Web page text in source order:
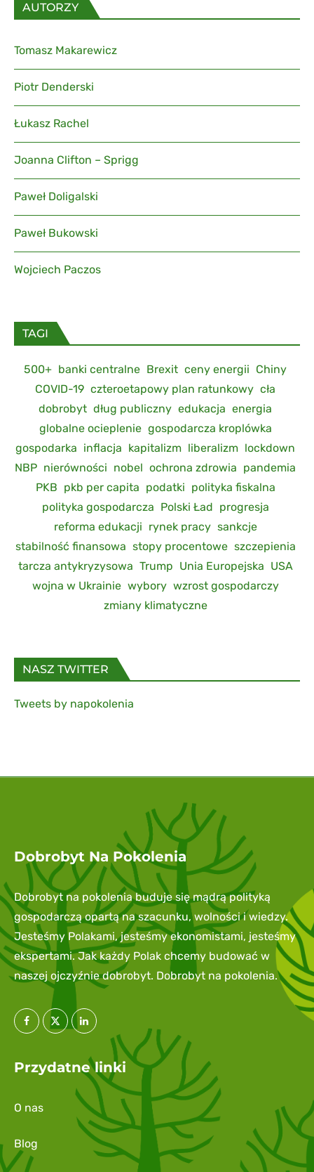
AUTORZY
Tomasz Makarewicz
Piotr Denderski
Łukasz Rachel
Joanna Clifton – Sprigg
Paweł Doligalski
Paweł Bukowski
Wojciech Paczos
TAGI
500+ banki centralne Brexit ceny energii Chiny
COVID-19 czteroetapowy plan ratunkowy cła
dobrobyt dług publiczny edukacja energia
globalne ocieplenie gospodarcza kroplówka
gospodarka inflacja kapitalizm liberalizm lockdown
NBP nierówności nobel ochrona zdrowia pandemia
PKB pkb per capita podatki polityka fiskalna
polityka gospodarcza Polski Ład progresja
reforma edukacji rynek pracy sankcje
stabilność finansowa stopy procentowe szczepienia
tarcza antykryzysowa Trump Unia Europejska USA
wojna w Ukrainie wybory wzrost gospodarczy
zmiany klimatyczne
NASZ TWITTER
Tweets by napokolenia
Dobrobyt Na Pokolenia
Dobrobyt na pokolenia buduje się mądrą polityką
gospodarczą opartą na szacunku, wolności i wiedzy.
Jesteśmy Polakami, jesteśmy ekonomistami, jesteśmy
ekspertami. Jak każdy Polak chcemy budować w
naszej ojczyźnie dobrobyt. Dobrobyt na pokolenia.
Przydatne linki
O nas
Blog